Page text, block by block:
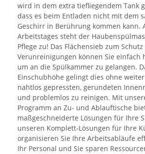
wird in dem extra tiefliegendem Tank
dass es beim Entladen nicht mit dem
Geschirr in Berührung kommen kann.
Arbeitstages steht der
Pflege zu! Das Flächensieb zum
Verunreinigungen können Sie einfach
um an die Spülkammer zu gelangen.
Einschubhöhe gelingt dies ohne
nahtlos gepressten, gerundeten
und problemlos zu reinigen. Mit
Programm an Zu- und Ablauftische
maßgeschneiderte Lösungen für Ihre
unseren Komplett-Lösungen für Ihre
organisieren Sie Ihre Arbeitsabläufe
Ihr Personal und Sie sparen